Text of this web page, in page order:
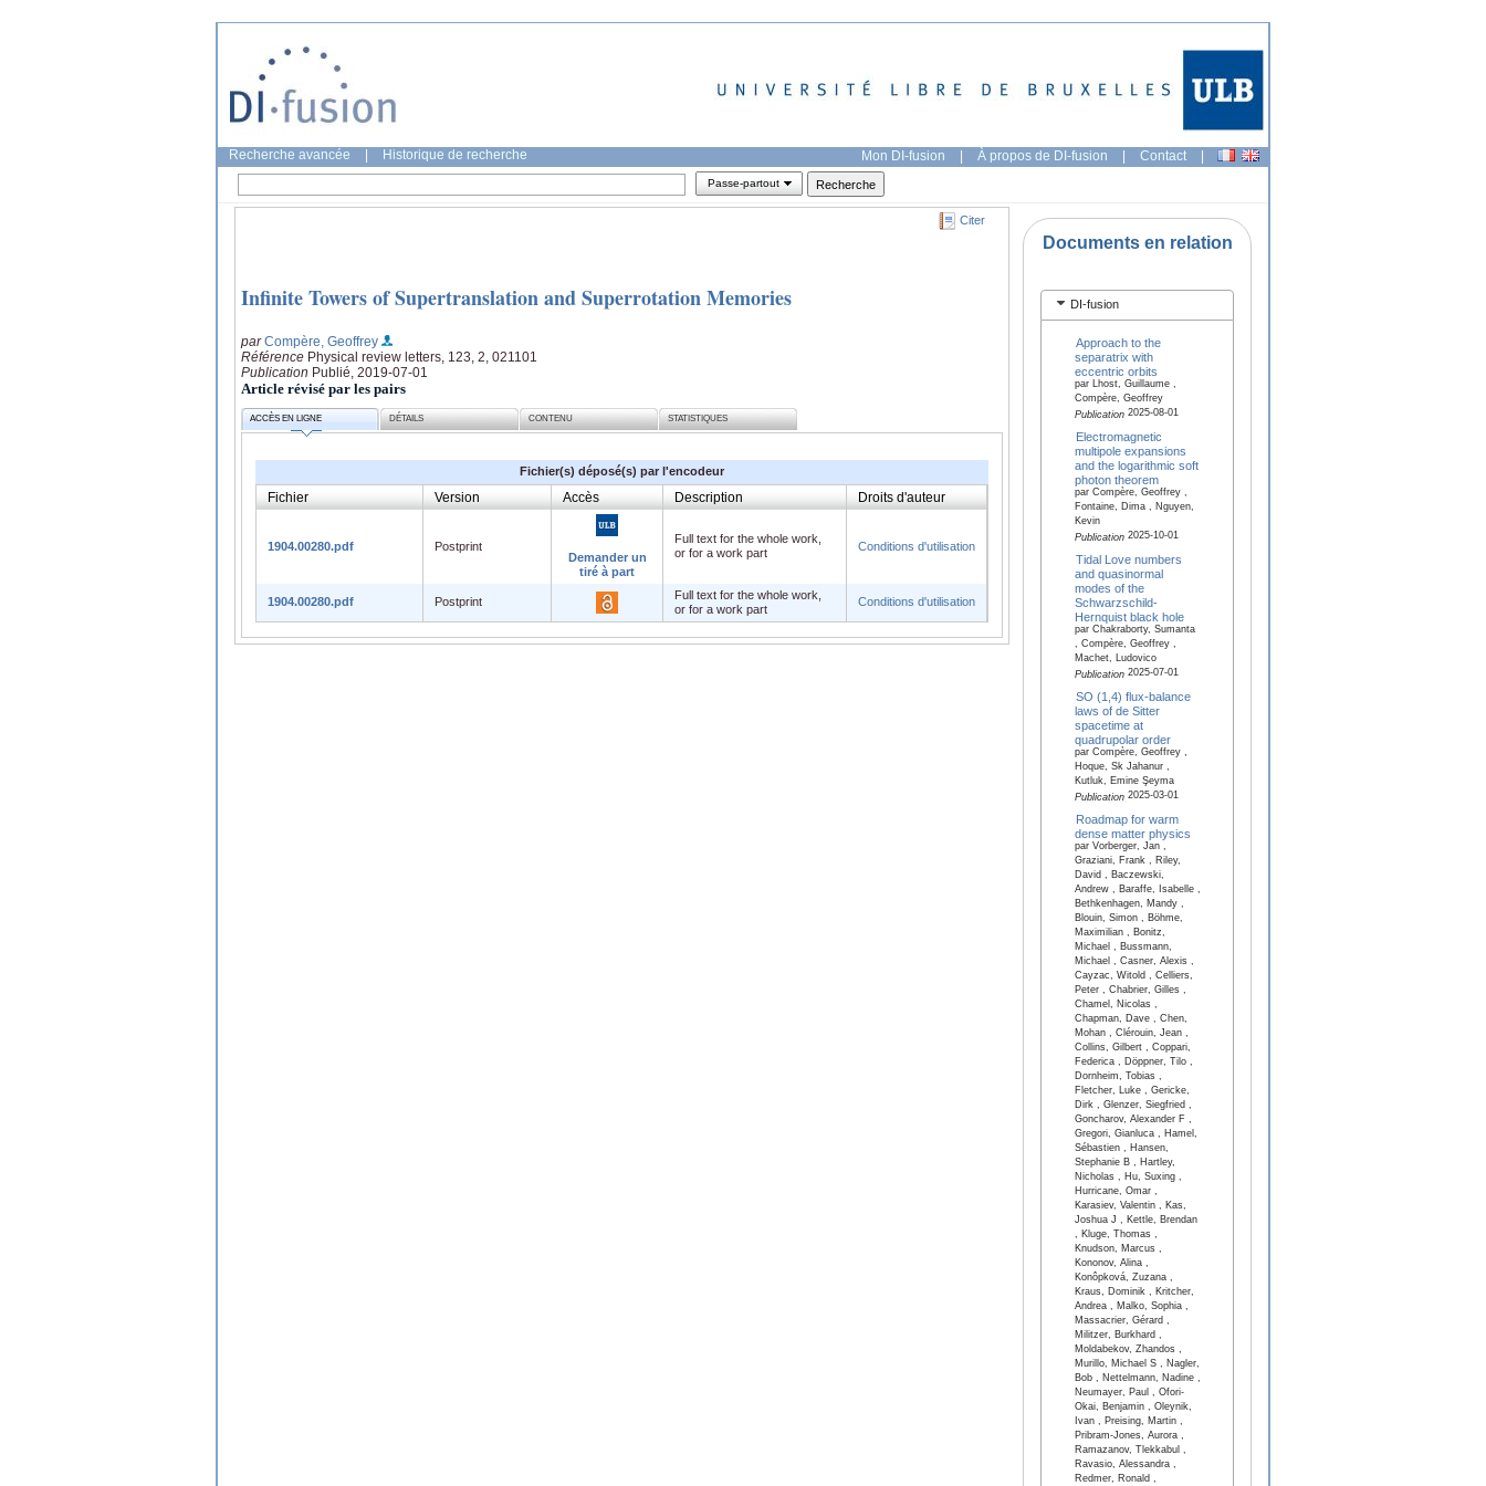
Recherche avancée Historique de recherche Mon DI-fusion | À propos de DI-fusion | Contact |
Passe-partout
Citer
Infinite Towers of Supertranslation and Superrotation Memories
parCompère, Geoffrey
Référence Physical review letters, 123, 2, 021101
Publication Publié, 2019-07-01
Article révisé par les pairs
ACCÈS EN LIGNE DÉTAILS CONTENU STATISTIQUES
Fichier(s) déposé(s) par l'encodeur
Fichier Version Accès Description Droits d'auteur
1904.00280.pdf
Postprint
Demander un
tiré à part
Full text for the whole work,
or for a work part
Conditions d'utilisation
1904.00280.pdf Postprint
Full text for the whole work,
or for a work part
Conditions d'utilisation
Documents en relation
DI-fusion
Approach to the
separatrix with
eccentric orbits
par Lhost, Guillaume ,
Compère, Geoffrey
Publication2025-08-01
Electromagnetic
multipole expansions
and the logarithmic soft
photon theorem
par Compère, Geoffrey ,
Fontaine, Dima , Nguyen,
Kevin
Publication2025-10-01
Tidal Love numbers
and quasinormal
modes of the
Schwarzschild-
Hernquist black hole
par Chakraborty, Sumanta
, Compère, Geoffrey ,
Machet, Ludovico
Publication2025-07-01
SO (1,4) flux-balance
laws of de Sitter
spacetime at
quadrupolar order
par Compère, Geoffrey ,
Hoque, Sk Jahanur ,
Kutluk, Emine Şeyma
Publication2025-03-01
Roadmap for warm
dense matter physics
par Vorberger, Jan ,
Graziani, Frank , Riley,
David , Baczewski,
Andrew , Baraffe, Isabelle ,
Bethkenhagen, Mandy ,
Blouin, Simon , Böhme,
Maximilian , Bonitz,
Michael , Bussmann,
Michael , Casner, Alexis ,
Cayzac, Witold , Celliers,
Peter , Chabrier, Gilles ,
Chamel, Nicolas ,
Chapman, Dave , Chen,
Mohan , Clérouin, Jean ,
Collins, Gilbert , Coppari,
Federica , Döppner, Tilo ,
Dornheim, Tobias ,
Fletcher, Luke , Gericke,
Dirk , Glenzer, Siegfried ,
Goncharov, Alexander F ,
Gregori, Gianluca , Hamel,
Sébastien , Hansen,
Stephanie B , Hartley,
Nicholas , Hu, Suxing ,
Hurricane, Omar ,
Karasiev, Valentin , Kas,
Joshua J , Kettle, Brendan
, Kluge, Thomas ,
Knudson, Marcus ,
Kononov, Alina ,
Konôpková, Zuzana ,
Kraus, Dominik , Kritcher,
Andrea , Malko, Sophia ,
Massacrier, Gérard ,
Militzer, Burkhard ,
Moldabekov, Zhandos ,
Murillo, Michael S , Nagler,
Bob , Nettelmann, Nadine ,
Neumayer, Paul , Ofori-
Okai, Benjamin , Oleynik,
Ivan , Preising, Martin ,
Pribram-Jones, Aurora ,
Ramazanov, Tlekkabul ,
Ravasio, Alessandra ,
Redmer, Ronald ,